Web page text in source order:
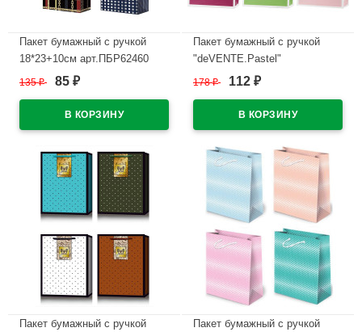
Пакет бумажный с ручкой
18*23+10см арт.ПБР62460
В наличии
135₽ 85 ₽
Пакет бумажный с ручкой
"deVENTE.Pastel"
вертикальный 26*32*10см
178₽ 112 ₽
Пакет бумажный с ручкой Пакет бумажный с ручкой